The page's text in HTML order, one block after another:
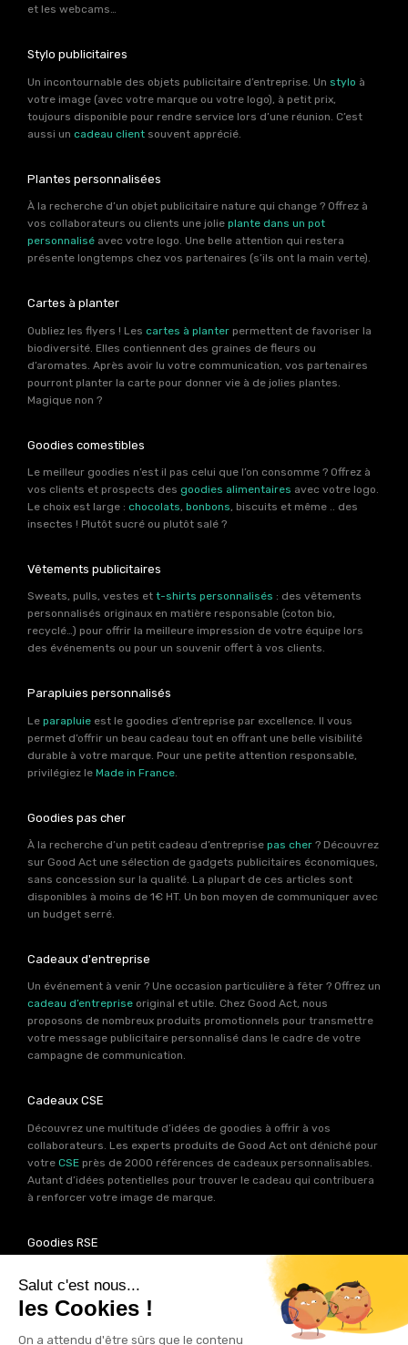
et les webcams…
Stylo publicitaires
Un incontournable des objets publicitaire d’entreprise. Un stylo à
votre image (avec votre marque ou votre logo), à petit prix,
toujours disponible pour rendre service lors d’une réunion. C’est
aussi un cadeau client souvent apprécié.
Plantes personnalisées
À la recherche d’un objet publicitaire nature qui change ? Offrez à
vos collaborateurs ou clients une jolie plante dans un pot
personnalisé avec votre logo. Une belle attention qui restera
présente longtemps chez vos partenaires (s’ils ont la main verte).
Cartes à planter
Oubliez les flyers ! Les cartes à planter permettent de favoriser la
biodiversité. Elles contiennent des graines de fleurs ou
d’aromates. Après avoir lu votre communication, vos partenaires
pourront planter la carte pour donner vie à de jolies plantes.
Magique non ?
Goodies comestibles
Le meilleur goodies n’est il pas celui que l’on consomme ? Offrez à
vos clients et prospects des goodies alimentaires avec votre logo.
Le choix est large : chocolats, bonbons, biscuits et même .. des
insectes ! Plutôt sucré ou plutôt salé ?
Vêtements publicitaires
Sweats, pulls, vestes et t-shirts personnalisés : des vêtements
personnalisés originaux en matière responsable (coton bio,
recyclé…) pour offrir la meilleure impression de votre équipe lors
des événements ou pour un souvenir offert à vos clients.
Parapluies personnalisés
Le parapluie est le goodies d’entreprise par excellence. Il vous
permet d’offrir un beau cadeau tout en offrant une belle visibilité
durable à votre marque. Pour une petite attention responsable,
privilégiez le Made in France
Goodies pas cher
À la recherche d’un petit cadeau d’entreprise pas cher ? Découvrez
sur Good Act une sélection de gadgets publicitaires économiques,
sans concession sur la qualité. La plupart de ces articles sont
disponibles à moins de 1€ HT. Un bon moyen de communiquer avec
un budget serré.
Cadeaux d'entreprise
Un événement à venir ? Une occasion particulière à fêter ? Offrez un
cadeau d’entreprise original et utile. Chez Good Act, nous
proposons de nombreux produits promotionnels pour transmettre
votre message publicitaire personnalisé dans le cadre de votre
campagne de communication.
Cadeaux CSE
Découvrez une multitude d’idées de goodies à offrir à vos
collaborateurs. Les experts produits de Good Act ont déniché pour
votre CSE près de 2000 références de cadeaux personnalisables.
Autant d’idées potentielles pour trouver le cadeau qui contribuera
à renforcer votre image de marque.
Goodies RSE
Vous souhaitez communiquer en accord avec vos valeurs ? Ca
tombe bien ! Un grand nombre de produits présents sur Good Act
sont fabriqués en France et en Europe.
Notre sélection RSEvous
permet de trouver un goodies parfait pour votre campagne de
communication. Des produits fabriqués avec amour dans de